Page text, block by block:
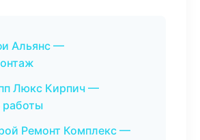
Альянс —
Люкс Кирпич —
Ремонт Комплекс —